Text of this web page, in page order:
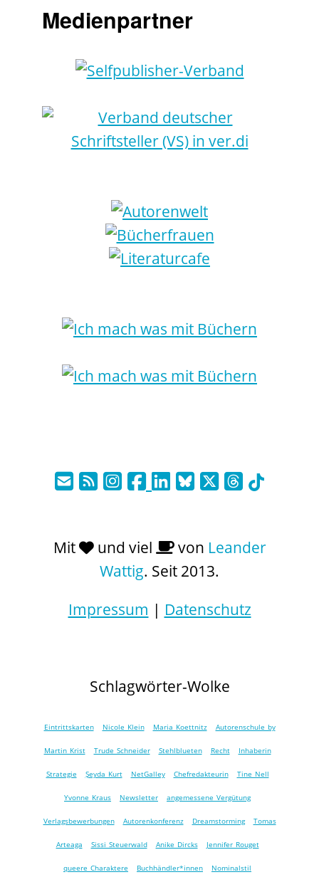
Medienpartner
Mit und viel von Leander
Wattig. Seit 2013.
Impressum | Datenschutz
Schlagwörter-Wolke
Eintrittskarten Nicole Klein Maria Koettnitz Autorenschule by
Martin Krist Trude Schneider Stehlblueten Recht Inhaberin
Strategie Şeyda Kurt NetGalley Chefredakteurin Tine Nell
Yvonne Kraus Newsletter angemessene Vergütung
Verlagsbewerbungen Autorenkonferenz Dreamstorming Tomas
Arteaga Sissi Steuerwald Anike Dircks Jennifer Rouget
queere Charaktere Buchhändler*innen Nominalstil